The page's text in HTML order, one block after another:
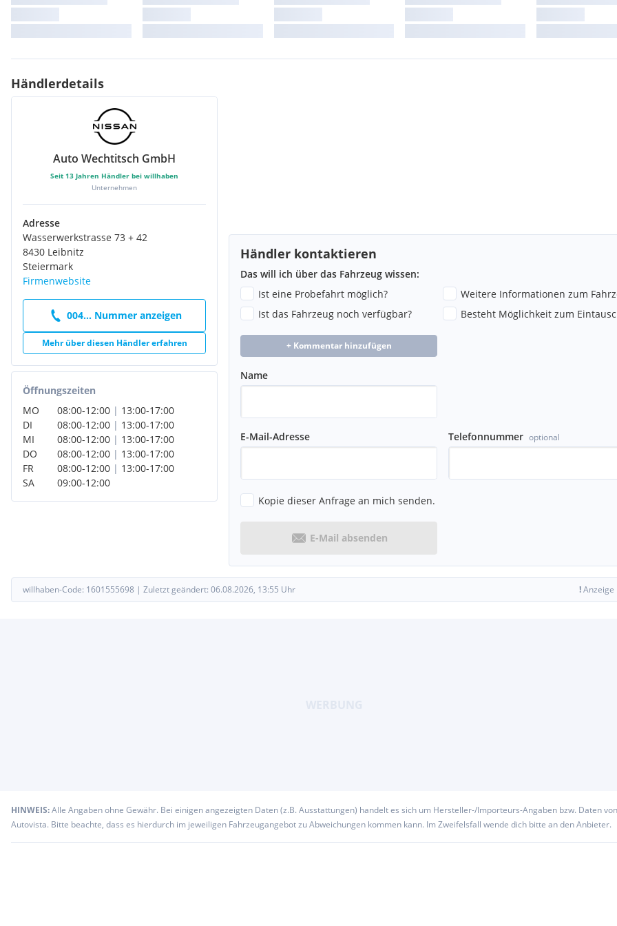
Händlerdetails
Auto Wechtitsch GmbH
Seit 13 Jahren Händler bei willhaben
Unternehmen
Adresse
Wasserwerkstrasse 73 + 42
8430 Leibnitz
Steiermark
Firmenwebsite
004... Nummer anzeigen
Mehr über diesen Händler erfahren
Öffnungszeiten
MO
08:00-12:00 | 13:00-17:00
DI
08:00-12:00 | 13:00-17:00
MI
08:00-12:00 | 13:00-17:00
DO
08:00-12:00 | 13:00-17:00
FR
08:00-12:00 | 13:00-17:00
SA
09:00-12:00
Händler kontaktieren
Das will ich über das Fahrzeug wissen:
Ist eine Probefahrt möglich?
Weitere Informationen zum
Ist das Fahrzeug noch verfügbar?
Besteht Möglichkeit zum
+ Kommentar hinzufügen
Name
E-Mail-Adresse Telefonnummer optional
Kopie dieser Anfrage an mich senden.
E-Mail absenden
willhaben-Code: 1601555698 | Zuletzt geändert: 06.08.2026, 13:55 Uhr !Anzeige
HINWEIS:Alle Angaben ohne Gewähr. Bei einigen angezeigten Daten (z.B. Ausstattungen) handelt es sich um Hersteller-/Importeurs-Angaben bzw. Daten von
Autovista. Bitte beachte, dass es hierdurch im jeweiligen Fahrzeugangebot zu Abweichungen kommen kann. Im Zweifelsfall wende dich bitte an den Anbieter.